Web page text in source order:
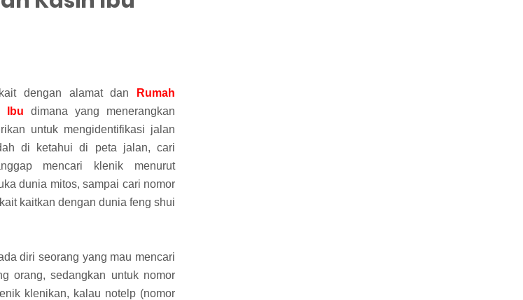
dengan alamat dan
Rumah
Ibu dimana yang menerangkan
untuk mengidentifikasi jalan
di ketahui di peta jalan, cari
mencari klenik menurut
dunia mitos, sampai cari nomor
kaitkan dengan dunia feng shui
diri seorang yang mau mencari
orang, sedangkan untuk nomor
klenikan, kalau notelp (nomor